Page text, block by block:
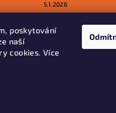
poskytování
naší
cookies. Více
5.1.2026
Turistická
doplněk,
túře